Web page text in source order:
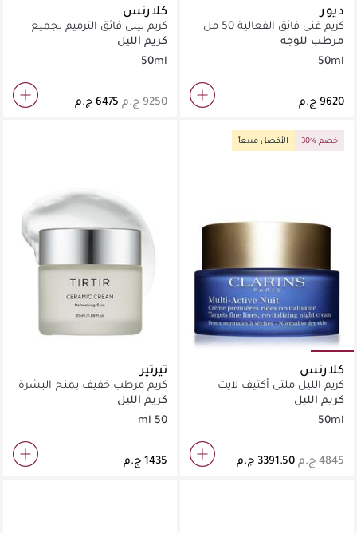
ديور
كريم غني فائق الفعالية 50 مل
مرطب للوجه
50ml
كلارنس
كريم ليلي فائق الترميم لجميع
أنواع البشرة
كريم الليل
50ml
30% خصم الأفضل مبيعاً
كلارنس
كريم الليل ملتي أكتيف لايت
مستحضر لمكافحة علامات
التعب 50 مل
كريم الليل
50ml
تيرتير
كريم مرطب خفيف يمنح البشرة
ملمساً ناعماً كالسيراميك.
كريم الليل
50 ml